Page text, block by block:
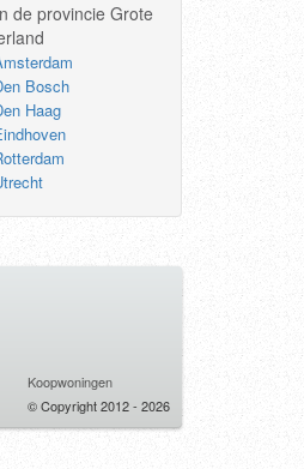
de provincie Grote
Bosch
Haag
Koopwoningen
© Copyright 2012 - 2026